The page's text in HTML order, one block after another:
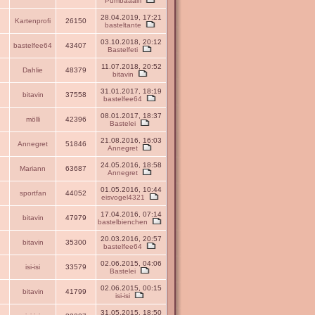
Kartenprofi 26150
28.04.2019, 17:21
basteltante
bastelfee64 43407
03.10.2018, 20:12
Bastelfeti
Dahlie 48379
11.07.2018, 20:52
bitavin
bitavin 37558
31.01.2017, 18:19
bastelfee64
mölli 42396
08.01.2017, 18:37
Bastelei
Annegret 51846
21.08.2016, 16:03
Annegret
Mariann 63687
24.05.2016, 18:58
Annegret
sportfan 44052
01.05.2016, 10:44
eisvogel4321
bitavin 47979
17.04.2016, 07:14
bastelbienchen
bitavin 35300
20.03.2016, 20:57
bastelfee64
isi-isi 33579
02.06.2015, 04:06
Bastelei
bitavin 41799
02.06.2015, 00:15
isi-isi
31.05.2015, 18:50